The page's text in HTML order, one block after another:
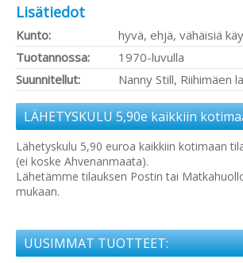
Lisätiedot
Kunto:
hyvä, ehjä, vähäisiä
Tuotannossa:
1970-luvulla
Suunnitellut:
Nanny Still, Riihimäen
LÄHETYSKULU 5,90e kaikkiin
Lähetyskulu 5,90 euroa kaikkiin kotimaan
(ei koske Ahvenanmaata).
Lähetämme tilauksen Postin tai
mukaan.
UUSIMMAT TUOTTEET: